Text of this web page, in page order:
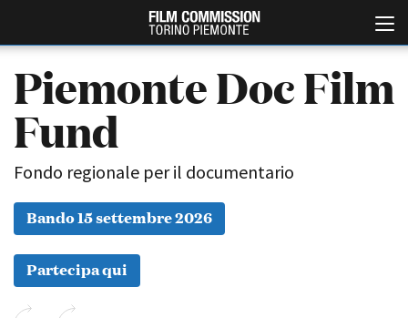
Piemonte Doc Film
Fund
Fondo regionale per il documentario
Bando 15 settembre 2026
Partecipa qui